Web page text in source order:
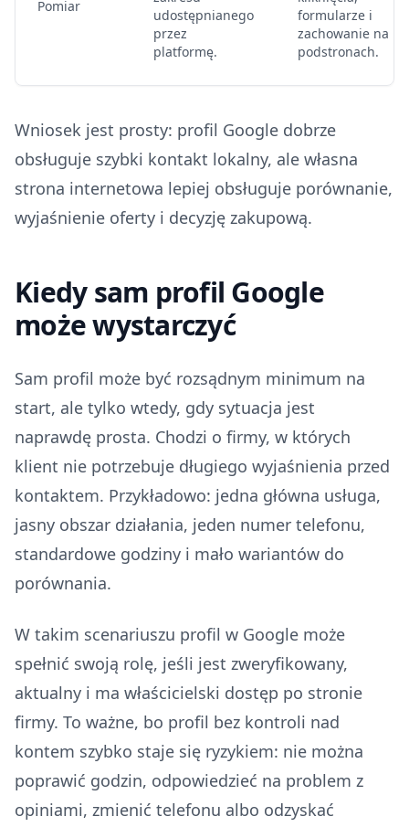
Pomiar
udostępnianego
przez
platformę.
formularze i
zachowanie na
podstronach.
Wniosek jest prosty: profil Google dobrze
obsługuje szybki kontakt lokalny, ale własna
strona internetowa lepiej obsługuje porównanie,
wyjaśnienie oferty i decyzję zakupową.
Kiedy sam profil Google
może wystarczyć
Sam profil może być rozsądnym minimum na
start, ale tylko wtedy, gdy sytuacja jest
naprawdę prosta. Chodzi o firmy, w których
klient nie potrzebuje długiego wyjaśnienia przed
kontaktem. Przykładowo: jedna główna usługa,
jasny obszar działania, jeden numer telefonu,
standardowe godziny i mało wariantów do
porównania.
W takim scenariuszu profil w Google może
spełnić swoją rolę, jeśli jest zweryfikowany,
aktualny i ma właścicielski dostęp po stronie
firmy. To ważne, bo profil bez kontroli nad
kontem szybko staje się ryzykiem: nie można
poprawić godzin, odpowiedzieć na problem z
opiniami, zmienić telefonu albo odzyskać